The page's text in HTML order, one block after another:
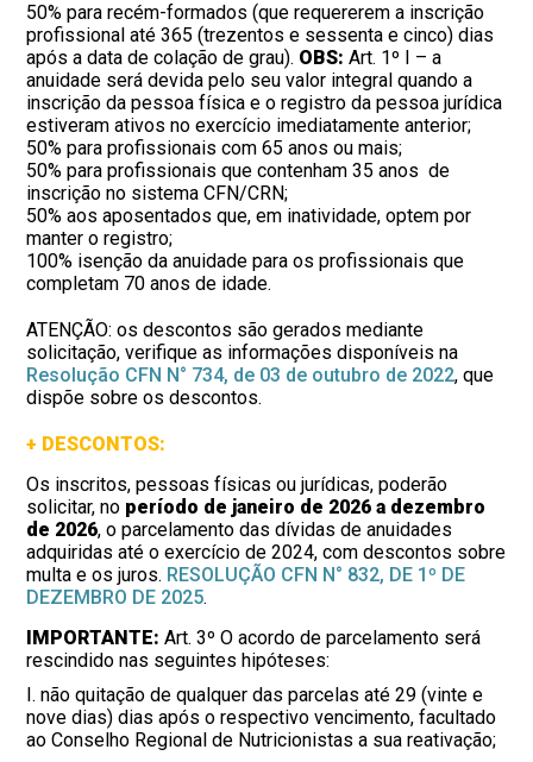
50% para recém-formados (que requererem a inscrição
profissional até 365 (trezentos e sessenta e cinco) dias
após a data de colação de grau). OBS: Art. 1º I – a
anuidade será devida pelo seu valor integral quando a
inscrição da pessoa física e o registro da pessoa jurídica
estiveram ativos no exercício imediatamente anterior;
50% para profissionais com 65 anos ou mais;
50% para profissionais que contenham 35 anos de
inscrição no sistema CFN/CRN;
50% aos aposentados que, em inatividade, optem por
manter o registro;
100% isenção da anuidade para os profissionais que
completam 70 anos de idade.
ATENÇÃO: os descontos são gerados mediante
solicitação, verifique as informações disponíveis na
Resolução CFN N° 734, de 03 de outubro de 2022, que
dispõe sobre os descontos.
+ DESCONTOS:
Os inscritos, pessoas físicas ou jurídicas, poderão
solicitar, no período de janeiro de 2026 a dezembro
de 2026, o parcelamento das dívidas de anuidades
adquiridas até o exercício de 2024, com descontos sobre
multa e os juros. RESOLUÇÃO CFN N° 832, DE 1º DE
DEZEMBRO DE 2025.
IMPORTANTE:Art. 3º O acordo de parcelamento será
rescindido nas seguintes hipóteses:
I. não quitação de qualquer das parcelas até 29 (vinte e
nove dias) dias após o respectivo vencimento, facultado
ao Conselho Regional de Nutricionistas a sua reativação;